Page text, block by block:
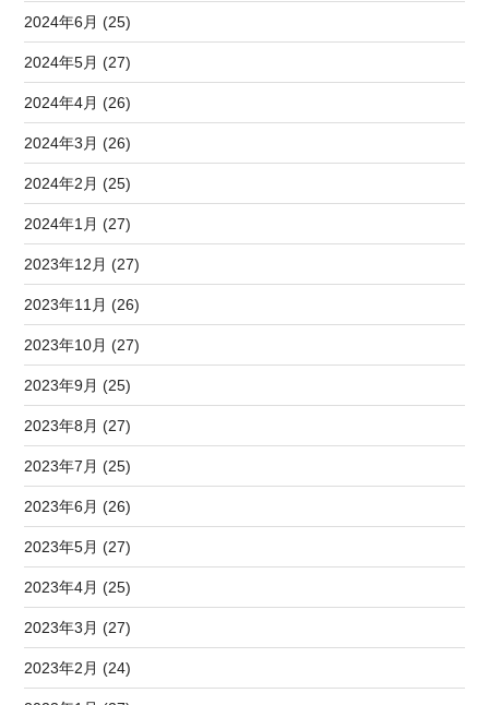
2024年6月 (25)
2024年5月 (27)
2024年4月 (26)
2024年3月 (26)
2024年2月 (25)
2024年1月 (27)
2023年12月 (27)
2023年11月 (26)
2023年10月 (27)
2023年9月 (25)
2023年8月 (27)
2023年7月 (25)
2023年6月 (26)
2023年5月 (27)
2023年4月 (25)
2023年3月 (27)
2023年2月 (24)